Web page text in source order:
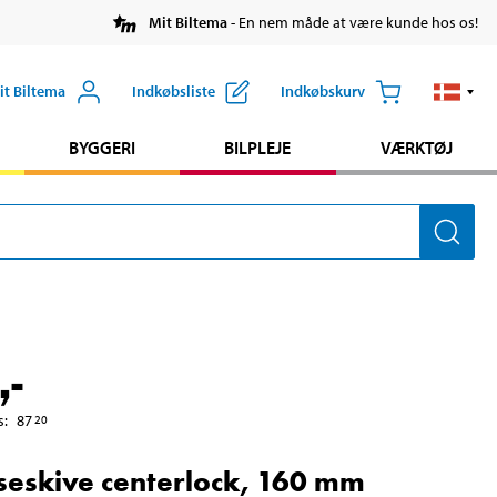
Mit Biltema- En nem måde at være kunde hos os!
Biltema Indkøbsliste Indkøbskurv
BYGGERI BILPLEJE VÆRKTØJ
,-
: 87 20
centerlock, 160 mm